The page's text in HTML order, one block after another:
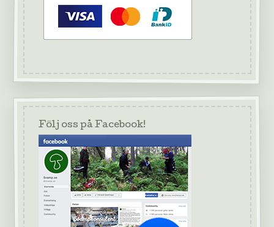
Följ oss på Facebook!